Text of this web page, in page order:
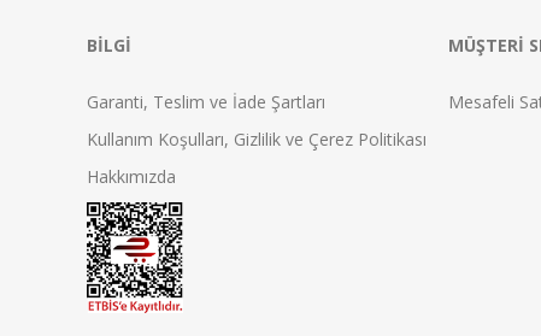
BILGI
Garanti, Teslim ve İade Şartları
Kullanım Koşulları, Gizlilik ve Çerez Politikası
Hakkımızda
MÜŞTERI
Mesafeli